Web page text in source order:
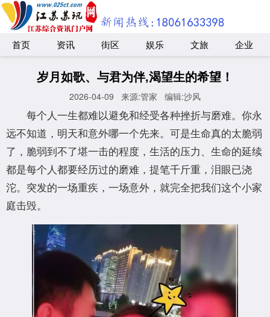
首页 资讯 街区 娱乐 文旅 企业
岁月如歌、与君为伴,渴望生的希望！
2026-04-09 来源:管家 编辑:沙风
每个人一生都难以避免和经受各种挫折与磨难。你永
远不知道，明天和意外哪一个先来。可是生命真的太脆弱
了，脆弱到不了堪一击的程度，生活的压力、生命的延续
都是每个人都要经历过的磨难，提笔千斤重，泪眼已浇
沱。突发的一场重疾，一场意外，就完全把我们这个小家
庭击毁。